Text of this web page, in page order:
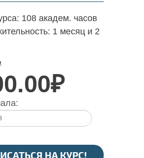
108 академ. часов
1 месяц и 2
НА КУРС!